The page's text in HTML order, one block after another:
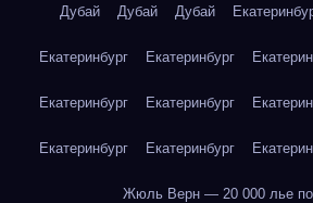
Дубай Дубай Дубай
Екатеринбург Екатеринбург
Екатеринбург Екатеринбург
Екатеринбург Екатеринбург
Жюль Верн — 20 000 лье